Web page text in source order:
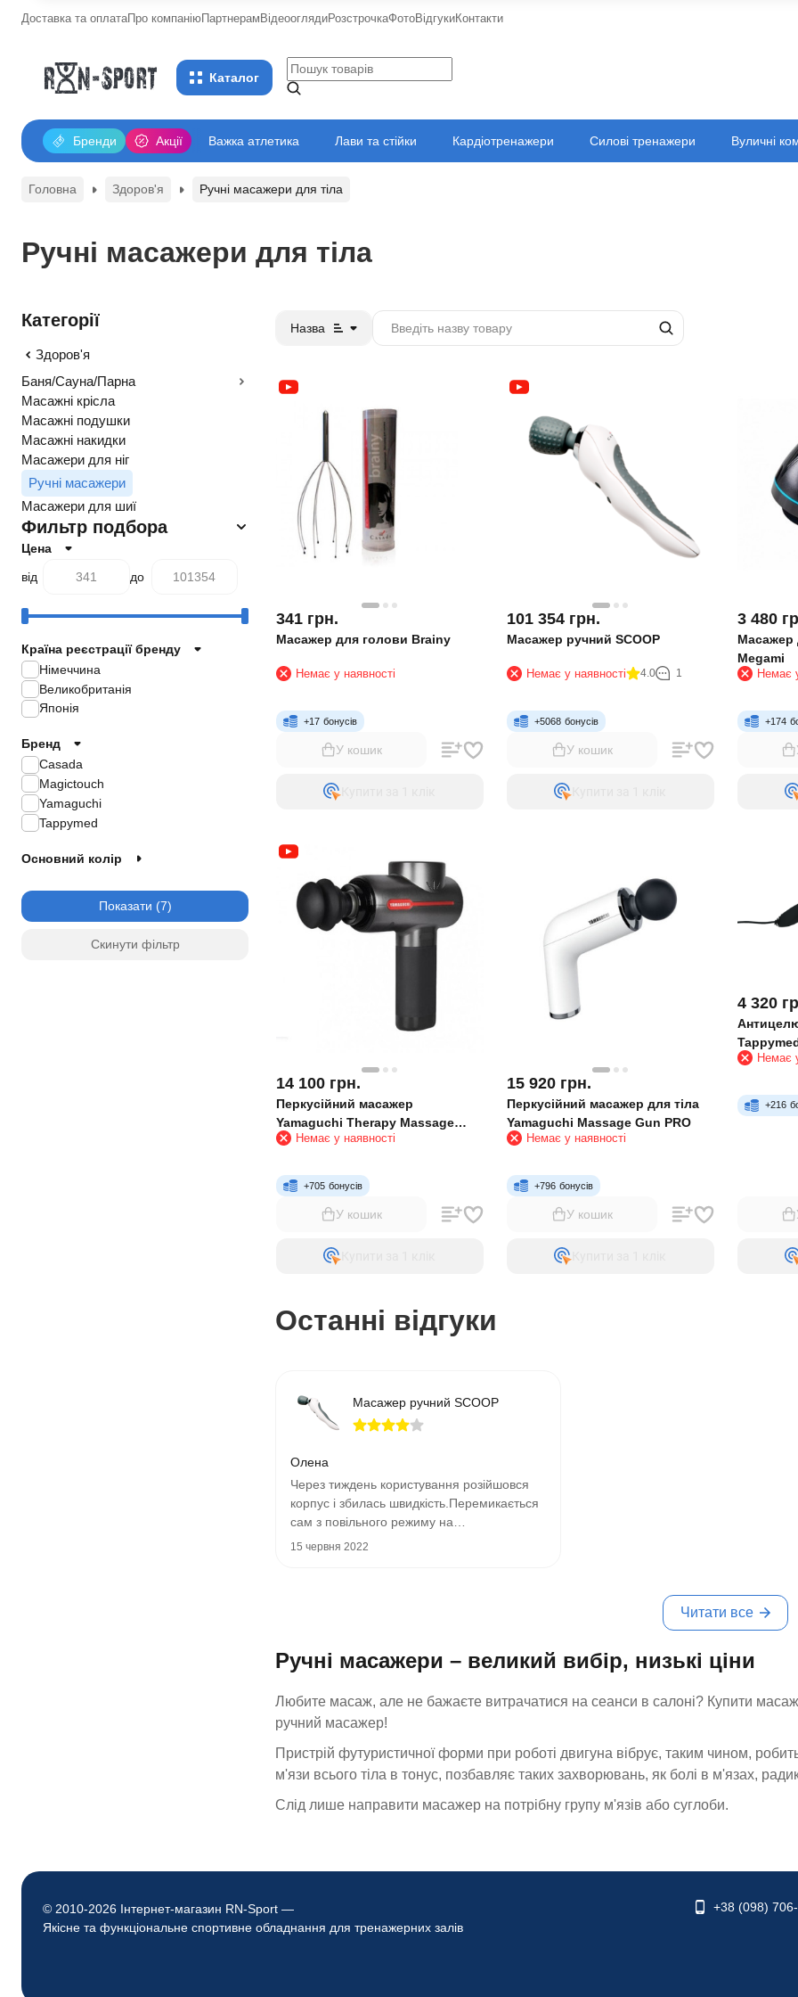
Доставка та оплатаПро компаніюПартнерамВідеооглядиРозстрочкаФотоВідгукиКонтакти
Каталог
Акції
Бренди Важка атлетика Лави та стійки Кардіотренажери Силові тренажери Вуличні
Головна Здоров'я Ручні масажери для тіла
Ручні масажери для тіла
Назва
341 грн.
Масажер для голови Brainy
Немає у наявності
+17 бонусів
У кошик
101 354 грн.
Масажер ручний SCOOP
Немає у наявності 4.0 1
+5068 бонусів
У кошик
3 480
Масажер
Megami
Немає
+174
14 100 грн.
Перкусійний масажер
Yamaguchi Therapy Massage
GunНемає у наявності
+705 бонусів
У кошик
15 920 грн.
Перкусійний масажер для тіла
Yamaguchi Massage Gun PRO
Немає у наявності
+796 бонусів
У кошик
4 320
Немає
+216
Останні відгуки
Масажер ручний SCOOP
Олена
Через тиждень користування розійшовся
корпус і збилась швидкість.Перемикається
сам з повільного режиму на
інтенсивний.3000 грн .......
15 червня 2022
Читати все
Ручні масажери – великий вибір, низькі ціни
Любите масаж, але не бажаєте витрачатися на сеанси в салоні? Купити
ручний масажер!
Пристрій футуристичної форми при роботі двигуна вібрує, таким чином,
м'язи всього тіла в тонус, позбавляє таких захворювань, як болі в м'язах,
Слід лише направити масажер на потрібну групу м'язів або суглоби.
Категорії
Здоров'я
Баня/Сауна/Парна
Масажні крісла
Масажні подушки
Масажні накидки
Масажери для ніг
Ручні масажери
Масажери для шиї
Фильтр подбора
Цена
від
до
Країна реєстрації бренду
Німеччина
Великобританія
Японія
Бренд
Casada
Magictouch
Yamaguchi
Tappymed
Основний колір
Показати
Скинути фільтр
© 2010-2026 Інтернет-магазин RN-Sport —
Якісне та функціональне спортивне обладнання для тренажерних залів
+38 (098)